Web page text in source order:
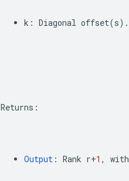
k : Diagonal offset(s) .
Returns :
Output : Rank r+1 , with